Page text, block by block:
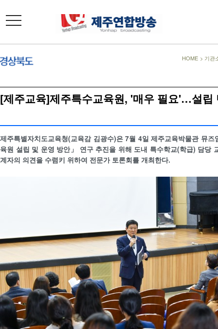
toggle
navigation
HOME > 기관
[제주교육]제주특수교육원, '매우 필요'…설립
제주특별자치도교육청(교육감 김광수)은 7월 4일 제주교육박물관 뮤즈
육원 설립 및 운영 방안」 연구 추진을 위해 도내 특수학교(학급) 담당
계자의 의견을 수렴키 위하여 전문가 토론회를 개최한다.